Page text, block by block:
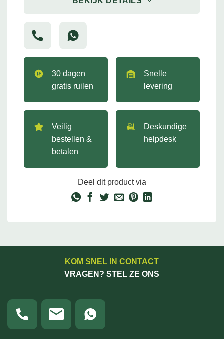
30 dagen
gratis ruilen
Snelle
levering
Veilig
bestellen &
betalen
Deskundige
helpdesk
Deel dit product via
KOM SNEL IN CONTACT
VRAGEN? STEL ZE ONS